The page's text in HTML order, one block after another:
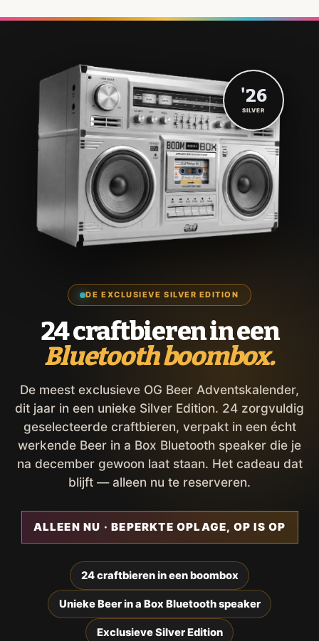
DE EXCLUSIEVE SILVER EDITION
24 craftbieren in een
Bluetooth boombox.
De meest exclusieve OG Beer Adventskalender,
dit jaar in een unieke Silver Edition. 24 zorgvuldig
geselecteerde craftbieren, verpakt in een écht
werkende Beer in a Box Bluetooth speaker die je
na december gewoon laat staan. Het cadeau dat
blijft — alleen nu te reserveren.
ALLEEN NU · BEPERKTE OPLAGE, OP IS OP
24 craftbieren in een boombox
Unieke Beer in a Box Bluetooth speaker
Exclusieve Silver Edition
'26
SILVER